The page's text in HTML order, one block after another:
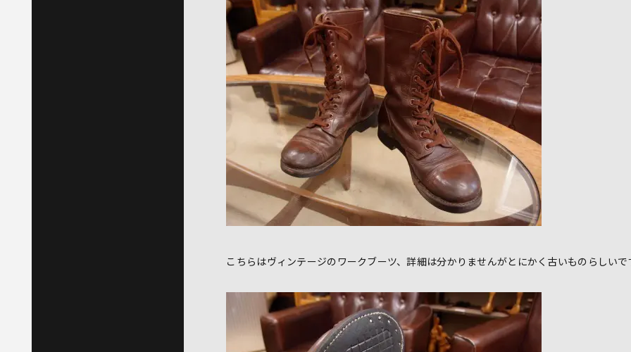
こちらはヴィンテージのワークブーツ、詳細は分かりませんがとにかく古いものらしい